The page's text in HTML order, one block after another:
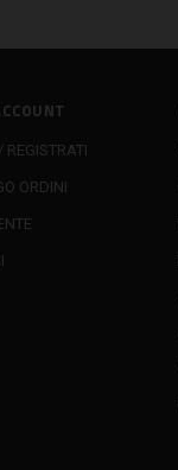
REGISTRATI
ORDINI